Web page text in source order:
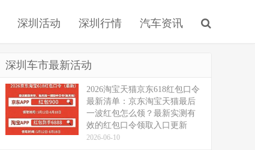
深圳活动 深圳行情 汽车资讯
深圳车市最新活动
2026淘宝天猫京东618红包口令
最新清单：京东淘宝天猫最后
一波红包怎么领？最新实测有
效的红包口令领取入口更新
2026-06-10